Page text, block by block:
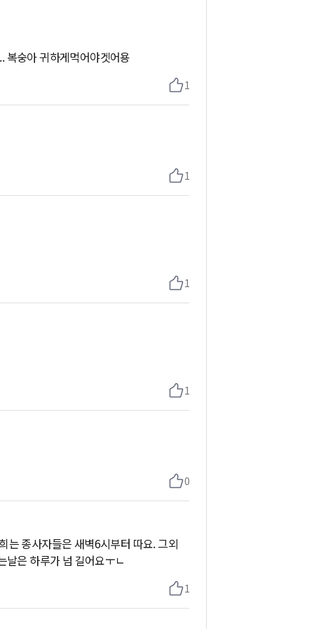
복숭아 귀하게먹어야겟어용
1
1
1
1
0
는 종사자들은 새벽6시부터 따요. 그외
날은 하루가 넘 길어요ㅜㄴ
1